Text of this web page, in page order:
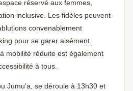
réservé aux femmes,
inclusive. Les fidèles peuvent
convenablement
pour se garer aisément.
mobilité réduite est également
à tous.
Jumu'a, se déroule à 13h30 et